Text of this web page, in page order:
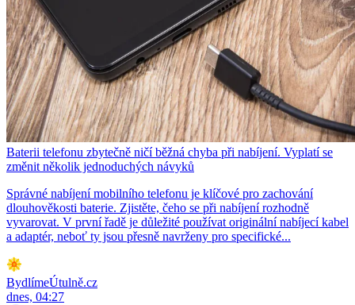
Baterii telefonu zbytečně ničí běžná chyba při nabíjení. Vyplatí se
změnit několik jednoduchých návyků
Správné nabíjení mobilního telefonu je klíčové pro zachování
dlouhověkosti baterie. Zjistěte, čeho se při nabíjení rozhodně
vyvarovat. V první řadě je důležité používat originální nabíjecí kabel
a adaptér, neboť ty jsou přesně navrženy pro specifické...
BydlímeÚtulně.cz
dnes, 04:27